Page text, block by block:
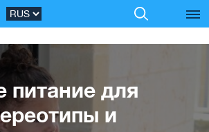
питание для
и